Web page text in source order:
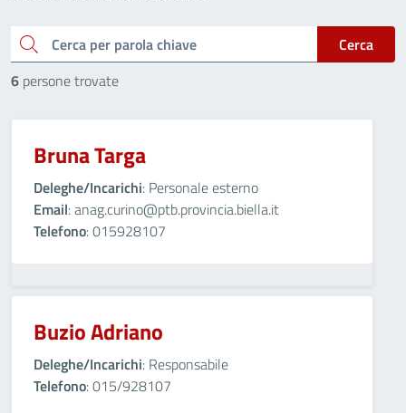
cerca
Cerca
6 persone trovate
Bruna Targa
Deleghe/Incarichi: Personale esterno
Email: anag.curino@ptb.provincia.biella.it
Telefono: 015928107
Buzio Adriano
Deleghe/Incarichi: Responsabile
Telefono: 015/928107